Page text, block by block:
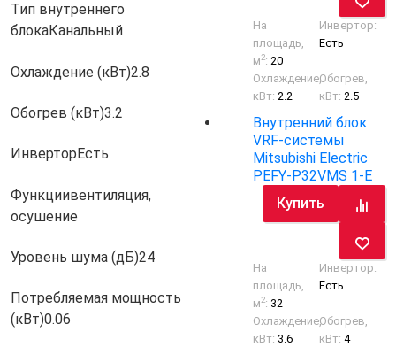
Тип внутреннего
блокаКанальный
Охлаждение (кВт)2.8
Обогрев (кВт)3.2
Инвертор Есть
Функциивентиляция,
осушение
Уровень шума (дБ)24
Потребляемая мощность
(кВт)0.06
На
площадь,
м2:20
Инвертор:
Есть
Охлаждение,
кВт:2.2
Обогрев,
кВт:2.5
Внутренний блок
VRF-системы
Mitsubishi Electric
PEFY-P32VMS 1-E
Купить
На
площадь,
м2: 32
Инвертор:
Есть
Охлаждение,
кВт: 3.6
Обогрев,
кВт:4